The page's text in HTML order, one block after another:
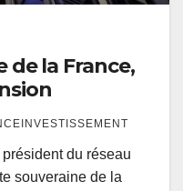
de la France,
du réseau
souveraine de la